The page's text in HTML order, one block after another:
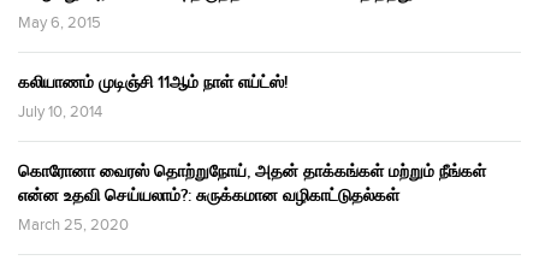
May 6, 2015
கலியாணம் முடிஞ்சி 11ஆம் நாள் எய்ட்ஸ்!
July 10, 2014
கொரோனா வைரஸ் தொற்றுநோய், அதன் தாக்கங்கள் மற்றும் நீங்கள்
என்ன உதவி செய்யலாம்?: சுருக்கமான வழிகாட்டுதல்கள்
March 25, 2020